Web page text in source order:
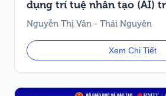
dụng trí tuệ nhân tạo (AI)
Tiếng Anh THCS
Nguyễn Thị Vân - Thái Nguyên
Xem Chi Tiết